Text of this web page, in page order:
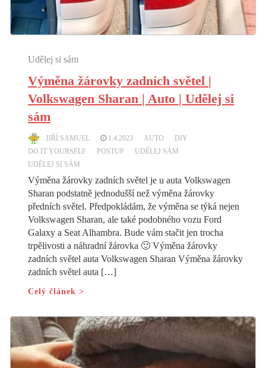
Udělej si sám
Výměna žárovky zadních světel |
Volkswagen Sharan | Auto | Udělej si
sám
JIŘÍ SAMUEL 1.4.2023 AUTO
DIY
DO IT YOURSELF
POSTUP
UDĚLEJ SÁM
UDĚLEJ SI SÁM
Výměna žárovky zadních světel je u auta Volkswagen
Sharan podstatně jednodušší než výměna žárovky
předních světel. Předpokládám, že výměna se týká nejen
Volkswagen Sharan, ale také podobného vozu Ford
Galaxy a Seat Alhambra. Bude vám stačit jen trocha
trpělivosti a náhradní žárovka 🙂 Výměna žárovky
zadních světel auta Volkswagen Sharan Výměna žárovky
zadních světel auta […]
Celý článek >